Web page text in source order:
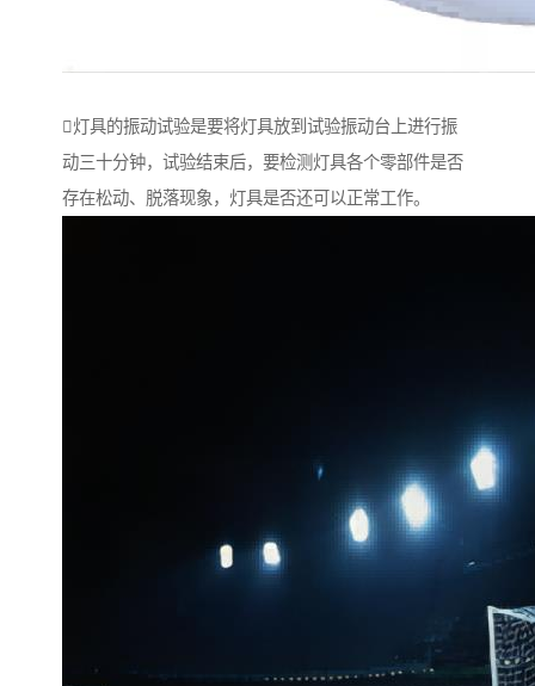
灯具的振动试验是要将灯具放到试验振动台上进行振
动三十分钟，试验结束后，要检测灯具各个零部件是否
存在松动、脱落现象，灯具是否还可以正常工作。